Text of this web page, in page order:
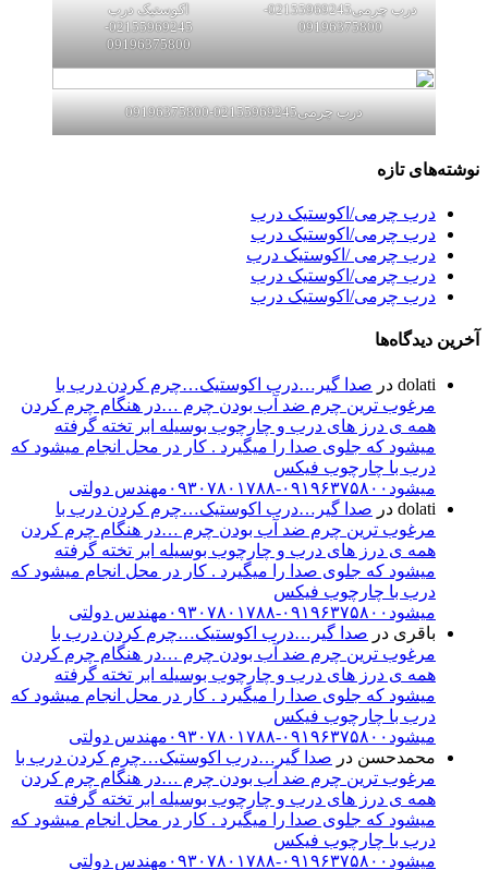
درب چرمی02155969245-
09196375800
اکوستیک درب
02155969245-
09196375800
درب چرمی02155969245-09196375800
نوشته‌های تازه
درب چرمی/اکوستیک درب
درب چرمی/اکوستیک درب
درب چرمی /اکوستیک درب
درب چرمی/اکوستیک درب
درب چرمی/اکوستیک درب
آخرین دیدگاه‌ها
dolati در صدا گیر…درب اکوستیک…چرم کردن درب با
مرغوب ترین چرم ضد آب بودن چرم …در هنگام چرم کردن
همه ی درز های درب و چارچوب بوسیله ابر تخته گرفته
میشود که جلوی صدا را میگیرد . کار در محل انجام میشود که
درب با چارچوب فیکس
میشود۰۹۱۹۶۳۷۵۸۰۰-۰۹۳۰۷۸۰۱۷۸۸مهندس دولتی
dolati در صدا گیر…درب اکوستیک…چرم کردن درب با
مرغوب ترین چرم ضد آب بودن چرم …در هنگام چرم کردن
همه ی درز های درب و چارچوب بوسیله ابر تخته گرفته
میشود که جلوی صدا را میگیرد . کار در محل انجام میشود که
درب با چارچوب فیکس
میشود۰۹۱۹۶۳۷۵۸۰۰-۰۹۳۰۷۸۰۱۷۸۸مهندس دولتی
باقری در صدا گیر…درب اکوستیک…چرم کردن درب با
مرغوب ترین چرم ضد آب بودن چرم …در هنگام چرم کردن
همه ی درز های درب و چارچوب بوسیله ابر تخته گرفته
میشود که جلوی صدا را میگیرد . کار در محل انجام میشود که
درب با چارچوب فیکس
میشود۰۹۱۹۶۳۷۵۸۰۰-۰۹۳۰۷۸۰۱۷۸۸مهندس دولتی
محمدحسن در صدا گیر…درب اکوستیک…چرم کردن درب با
مرغوب ترین چرم ضد آب بودن چرم …در هنگام چرم کردن
همه ی درز های درب و چارچوب بوسیله ابر تخته گرفته
میشود که جلوی صدا را میگیرد . کار در محل انجام میشود که
درب با چارچوب فیکس
میشود۰۹۱۹۶۳۷۵۸۰۰-۰۹۳۰۷۸۰۱۷۸۸مهندس دولتی